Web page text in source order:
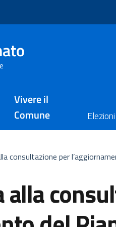
Vivere il
Comune
Elezioni
consultazione per
alla